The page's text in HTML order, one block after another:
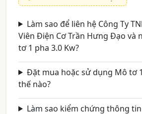
Làm sao để liên hệ Công Ty
Viên Điện Cơ Trần Hưng Đạo và
tơ 1 pha 3.0 Kw?
Đặt mua hoặc sử dụng Mô tơ
thế nào?
Làm sao kiểm chứng thông